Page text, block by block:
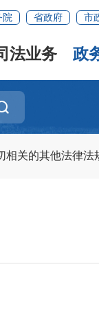
院 省政府 市
法业务 政
相关的其他法律法